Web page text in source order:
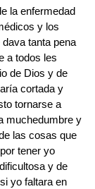
la enfermedad
y los
tanta pena
a todos les
de Dios y de
cortada y
tornarse a
muchedumbre y
las cosas que
tener yo
y de
yo faltara en